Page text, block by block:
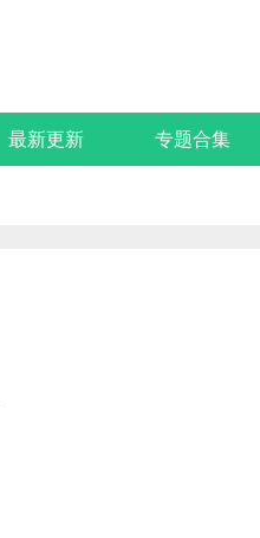
最新更新 专题合集